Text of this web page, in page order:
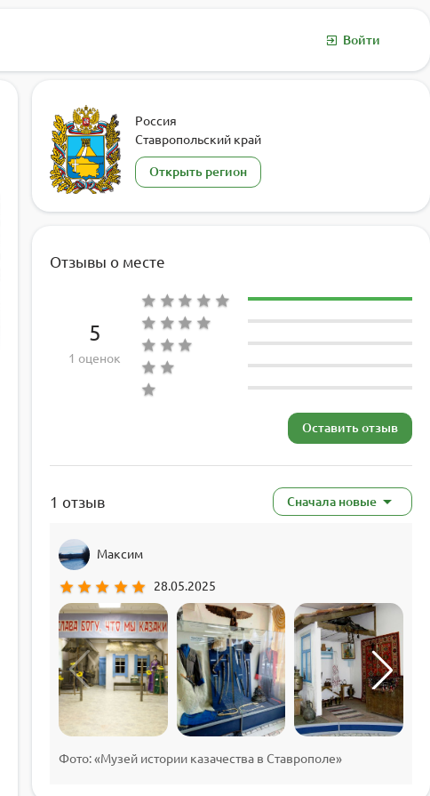
Войти
Россия
Ставропольский край
Открыть регион
Отзывы о месте
5
1 оценок
Оставить отзыв
1 отзыв Сначала новые
Максим
star star star star star 28.05.2025
Фото: «Музей истории казачества в Ставрополе»